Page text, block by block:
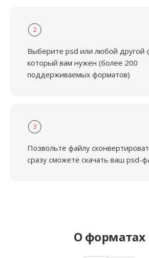
2
Выберите psd или любой другой
который вам нужен (более 200
поддерживаемых форматов)
3
Позвольте файлу
сразу сможете скачать ваш psd-
О форматах